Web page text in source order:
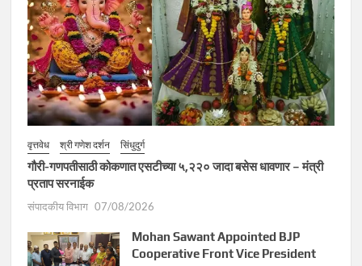
वृत्तवेध श्री गणेश दर्शन सिंधुदुर्ग
गौरी-गणपतीसाठी कोकणात एसटीच्या ५,२२० जादा बसेस धावणार – मंत्री
प्रताप सरनाईक
संपादकीय विभाग 07/08/2026
Mohan Sawant Appointed BJP
Cooperative Front Vice President